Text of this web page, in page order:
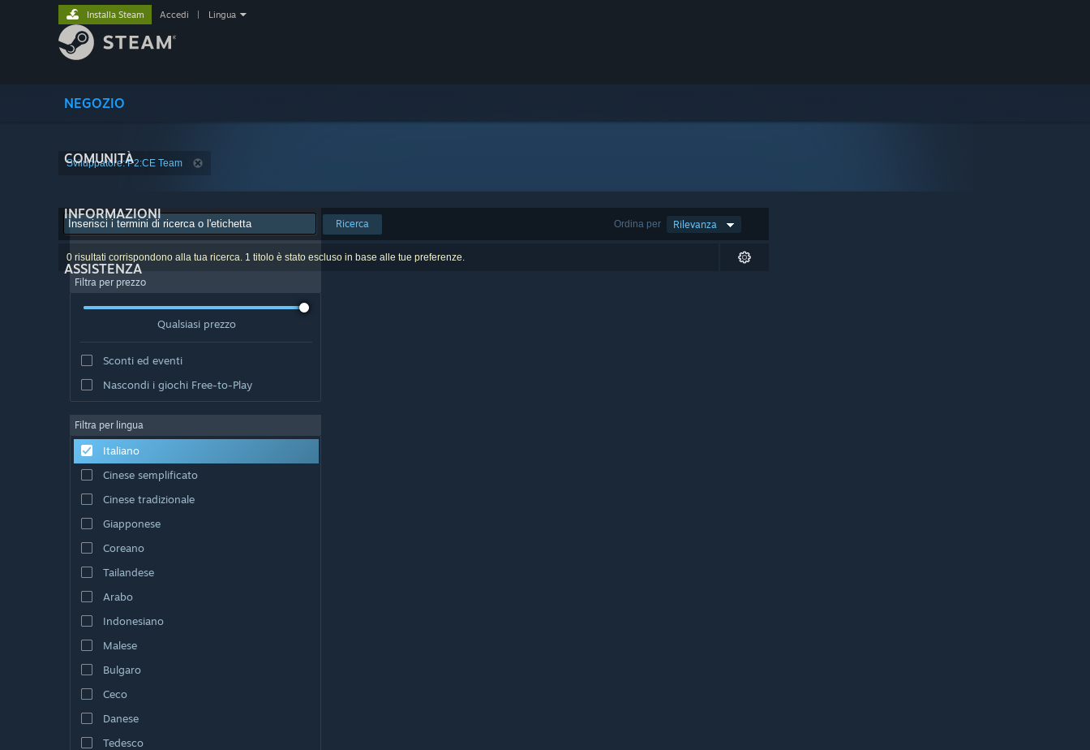
NEGOZIO
COMUNITÀ
INFORMAZIONI
ASSISTENZA
Installa Steam Accedi Lingua
Sviluppatore: P2:CE Team
Ordina per Rilevanza
Ricerca
0 risultati corrispondono alla tua ricerca. 1 titolo è stato escluso in base alle tue preferenze.
Filtra per prezzo
Qualsiasi prezzo
Sconti ed eventi
Nascondi i giochi Free-to-Play
Filtra per lingua
Italiano
Cinese semplificato
Cinese tradizionale
Giapponese
Coreano
Tailandese
Arabo
Indonesiano
Malese
Bulgaro
Ceco
Danese
Tedesco